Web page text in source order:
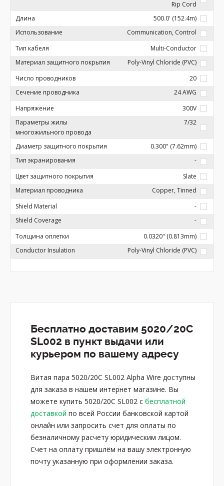
Rip Cord
Длина
500.0' (152.4m)
Использование
Communication, Control
Тип кабеля
Multi-Conductor
Материал защитного покрытия
Poly-Vinyl Chloride (PVC)
Число проводников
20
Сечение проводника
24 AWG
Напряжение
300V
Параметры жилы
многожильного провода
7/32
Диаметр защитного покрытия
0.300" (7.62mm)
Тип экранирования
-
Цвет защитного покрытия
Slate
Материал проводника
Copper, Tinned
Shield Material
-
Shield Coverage
-
Толщина оплетки
0.0320" (0.813mm)
Conductor Insulation
Poly-Vinyl Chloride (PVC)
Бесплатно доставим 5020/20C
SL002 в пункт выдачи или
курьером по вашему адресу
Витая пара 5020/20C SL002 Alpha Wire доступны
для заказа в нашем интернет магазине. Вы
можете купить 5020/20C SL002 с бесплатной
доставкой по всей России банковской картой
онлайн или запросить счет для оплаты по
безналичному расчету юридическим лицом.
Счет на оплату пришлём на вашу электронную
почту указанную при оформлении заказа.